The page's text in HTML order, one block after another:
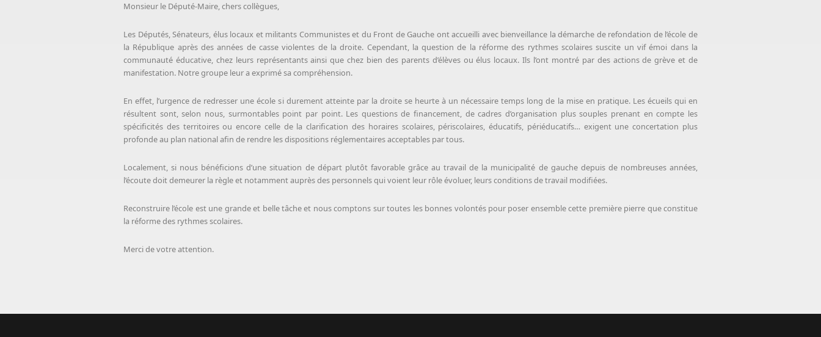
Monsieur le Député-Maire, chers collègues,
Les Députés, Sénateurs, élus locaux et militants Communistes et du Front de Gauche ont accueilli avec bienveillance la démarche de refondation de l’école de
la République après des années de casse violentes de la droite. Cependant, la question de la réforme des rythmes scolaires suscite un vif émoi dans la
communauté éducative, chez leurs représentants ainsi que chez bien des parents d’élèves ou élus locaux. Ils l’ont montré par des actions de grève et de
manifestation. Notre groupe leur a exprimé sa compréhension.
En effet, l’urgence de redresser une école si durement atteinte par la droite se heurte à un nécessaire temps long de la mise en pratique. Les écueils qui en
résultent sont, selon nous, surmontables point par point. Les questions de financement, de cadres d’organisation plus souples prenant en compte les
spécificités des territoires ou encore celle de la clarification des horaires scolaires, périscolaires, éducatifs, périéducatifs… exigent une concertation plus
profonde au plan national afin de rendre les dispositions réglementaires acceptables par tous.
Localement, si nous bénéficions d’une situation de départ plutôt favorable grâce au travail de la municipalité de gauche depuis de nombreuses années,
l’écoute doit demeurer la règle et notamment auprès des personnels qui voient leur rôle évoluer, leurs conditions de travail modifiées.
Reconstruire l’école est une grande et belle tâche et nous comptons sur toutes les bonnes volontés pour poser ensemble cette première pierre que constitue
la réforme des rythmes scolaires.
Merci de votre attention.